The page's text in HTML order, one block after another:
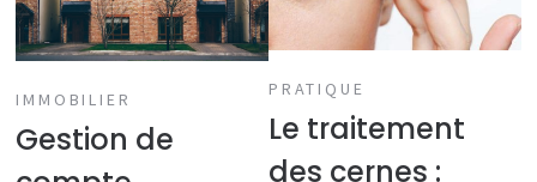
IMMOBILIER
Gestion de
PRATIQUE
Le traitement
des cernes :